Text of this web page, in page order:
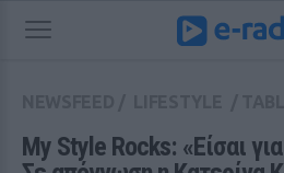
My Style Rocks: «Είσαι